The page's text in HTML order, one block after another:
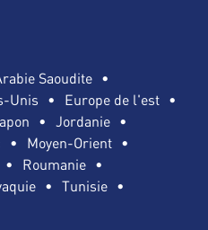
Saoudite
Unis
Europe de l'est
Jordanie
Moyen-Orient
Roumanie
Tunisie